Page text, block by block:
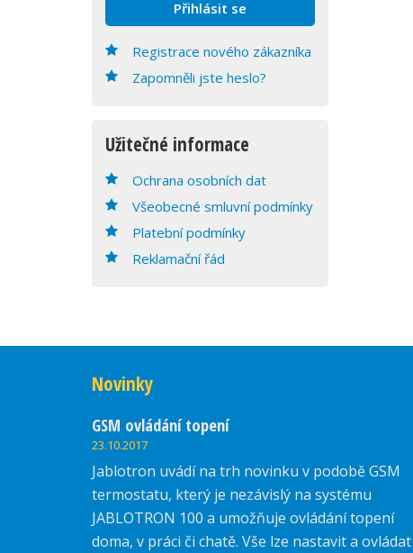
Registrace nového zákazníka
Zapomněli jste heslo?
Užitečné informace
Ochrana osobních dat
Všeobecné smluvní podmínky
Platební podmínky
Reklamační řád
Novinky
GSM ovládání topení
23.10.2017
Jablotron uvádí na trh novinku v podobě GSM
termostatu, který je nezávislý na systému
JABLOTRON 100 a umožňuje ovládání topení
doma, v práci či chatě. Vše lze nastavit a ovládat